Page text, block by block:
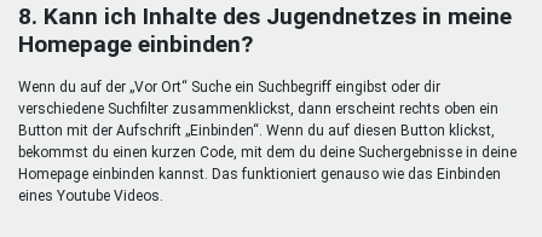
8. Kann ich Inhalte des Jugendnetzes in meine
Homepage einbinden?
Wenn du auf der „Vor Ort“ Suche ein Suchbegriff eingibst oder dir
verschiedene Suchfilter zusammenklickst, dann erscheint rechts oben ein
Button mit der Aufschrift „Einbinden“. Wenn du auf diesen Button klickst,
bekommst du einen kurzen Code, mit dem du deine Suchergebnisse in deine
Homepage einbinden kannst. Das funktioniert genauso wie das Einbinden
eines Youtube Videos.